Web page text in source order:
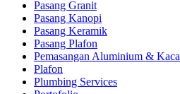
Pasang Granit
Pasang Kanopi
Pasang Keramik
Pasang Plafon
Pemasangan Aluminium & Kaca
Plafon
Plumbing Services